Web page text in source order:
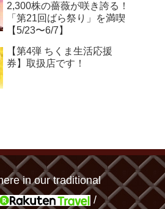
2,300株の薔薇が咲き誇る！
「第21回ばら祭り」を満喫
【5/23〜6/7】
【第4弾 ちくま生活応援
券】取扱店です！
in our traditional
/